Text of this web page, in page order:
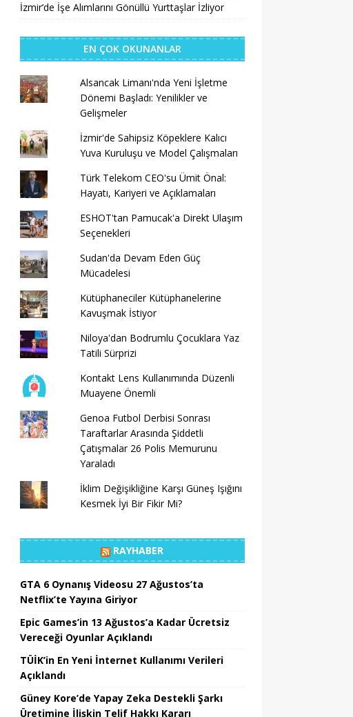
İzmir’de İşe Alımlarını Gönüllü Yurttaşlar İzliyor
EN ÇOK OKUNANLAR
Alsancak Limanı'nda Yeni İşletme
Dönemi Başladı: Yenilikler ve
Gelişmeler
İzmir'de Sahipsiz Köpeklere Kalıcı
Yuva Kuruluşu ve Model Çalışmaları
Türk Telekom CEO'su Ümit Önal:
Hayatı, Kariyeri ve Açıklamaları
ESHOT'tan Pamucak'a Direkt Ulaşım
Seçenekleri
Sudan'da Devam Eden Güç
Mücadelesi
Kütüphaneciler Kütüphanelerine
Kavuşmak İstiyor
Niloya'dan Bodrumlu Çocuklara Yaz
Tatili Sürprizi
Kontakt Lens Kullanımında Düzenli
Muayene Önemli
Genoa Futbol Derbisi Sonrası
Taraftarlar Arasında Şiddetli
Çatışmalar 26 Polis Memurunu
Yaraladı
İklim Değişikliğine Karşı Güneş Işığını
Kesmek İyi Bir Fikir Mi?
RAYHABER
GTA 6 Oynanış Videosu 27 Ağustos’ta
Netflix’te Yayına Giriyor
Epic Games’in 13 Ağustos’a Kadar Ücretsiz
Vereceği Oyunlar Açıklandı
TÜİK’in En Yeni İnternet Kullanımı Verileri
Açıklandı
Güney Kore’de Yapay Zeka Destekli Şarkı
Üretimine İlişkin Telif Hakkı Kararı